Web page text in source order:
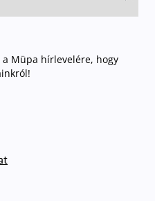
Müpa hírlevelére, hogy